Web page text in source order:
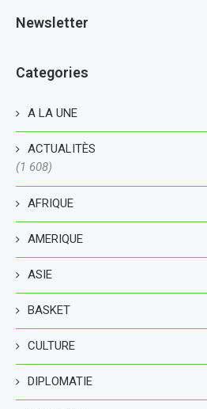
Newsletter
Categories
A LA UNE
ACTUALITÈS
(1 608)
AFRIQUE
AMERIQUE
ASIE
BASKET
CULTURE
DIPLOMATIE